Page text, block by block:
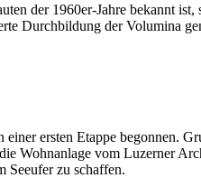
der 1960er-Jahre bekannt
Durchbildung der Volumina
ersten Etappe begonnen.
Wohnanlage vom Luzerner
Seeufer zu schaffen.